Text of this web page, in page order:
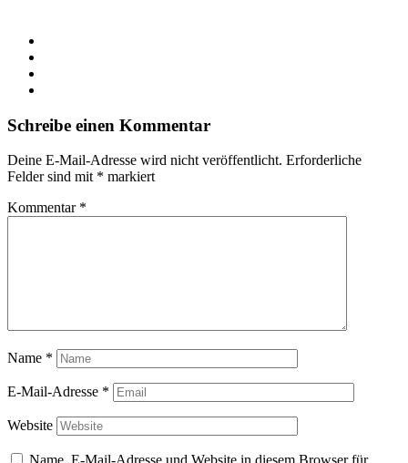
Schreibe einen Kommentar
Deine E-Mail-Adresse wird nicht veröffentlicht. Erforderliche
Felder sind mit * markiert
Kommentar *
Name *
E-Mail-Adresse *
Website